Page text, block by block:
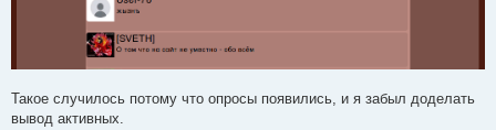
Такое случилось потому что опросы появились, и я забыл доделать
вывод активных.